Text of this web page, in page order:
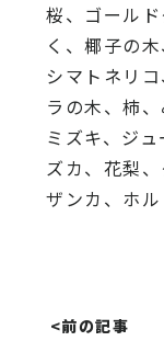
桜、 ゴール
く、椰子の木
シマトネリコ
ラの木、柿、
ミズキ、ジ
ズカ、 花梨
ザンカ、ホル
<前の記事